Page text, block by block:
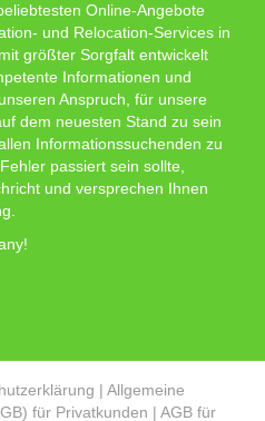
Online-Angebote
und Relocation-Services in
größter Sorgfalt entwickelt
Informationen und
Anspruch, für unsere
dem neuesten Stand zu sein
Informationssuchenden zu
passiert sein sollte,
und versprechen Ihnen
| Allgemeine
für Privatkunden | AGB für